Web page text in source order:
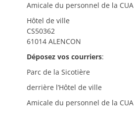
Amicale du personnel de la CUA
Hôtel de ville
CS50362
61014 ALENCON
Déposez vos courriers:
Parc de la Sicotière
derrière l’Hôtel de ville
Amicale du personnel de la CUA